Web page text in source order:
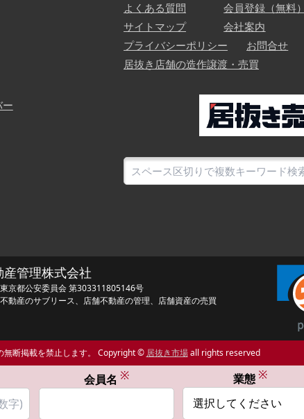
ー
よくある質問
会員登録（無料）
サイトマップ
会社案内
プライバシーポリシー
お問合せ
居抜き店舗の造作譲渡・売買
産管理株式会社
京都公安委員会 第303311805146号
動産のサブリース、店舗不動産の管理、店舗資産の売買
無断掲載を禁止します。 Copyright © 居抜き市場all rights reserved
会員名 ※ 業態 ※